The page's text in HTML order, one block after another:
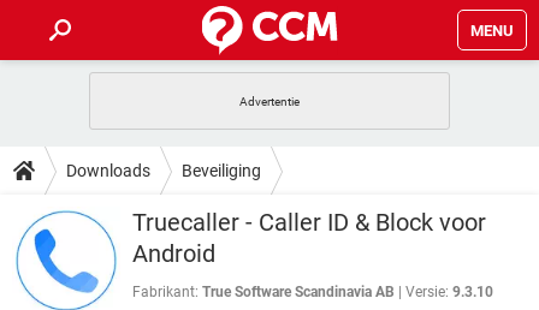
MENU
INSTAGRAM
NETFLIX CORONAVIRUS
GRATIS
TIKTOK
HOW-TO
VIDEOBELLEN
INSTAGRAM
NETFLIX
DOWNLOADS
VIDEOBELLEN
INSTAGRAM WINDOWS 10
FORUM
Downloads Beveiliging
Truecaller - Caller ID & Block voor
Android
Fabrikant: True Software Scandinavia AB Versie: 9.3.10